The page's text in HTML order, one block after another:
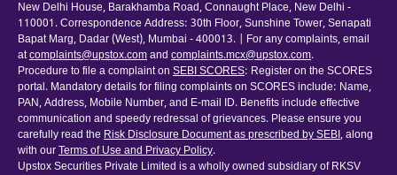
New Delhi House, Barakhamba Road, Connaught Place, New Delhi -
110001. Correspondence Address: 30th Floor, Sunshine Tower, Senapati
Bapat Marg, Dadar (West), Mumbai - 400013. | For any complaints, email
atcomplaints@upstox.comand complaints.mcx@upstox.com.
Procedure to file a complaint on SEBI SCORES: Register on the SCORES
portal. Mandatory details for filing complaints on SCORES include: Name,
PAN, Address, Mobile Number, and E-mail ID. Benefits include effective
communication and speedy redressal of grievances. Please ensure you
carefully read the Risk Disclosure Document as prescribed by SEBI, along
with ourTerms of Use and Privacy Policy.
Upstox Securities Private Limited is a wholly owned subsidiary of RKSV